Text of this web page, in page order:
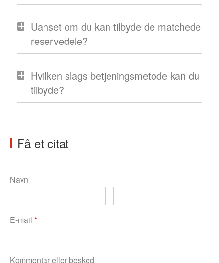
Uanset om du kan tilbyde de matchede
reservedele?
Hvilken slags betjeningsmetode kan du
tilbyde?
Få et citat
Navn
E-mail *
Kommentar eller besked